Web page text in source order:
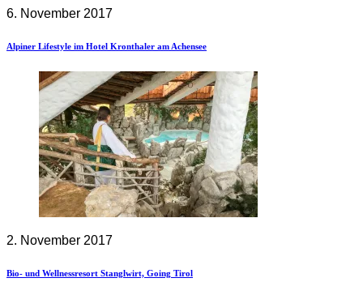
6. November 2017
Alpiner Lifestyle im Hotel Kronthaler am Achensee
2. November 2017
Bio- und Wellnessresort Stanglwirt, Going Tirol